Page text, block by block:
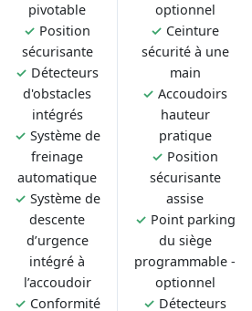
pivotable
✓ Position
sécurisante
✓ Détecteurs
d'obstacles
intégrés
✓ Système de
freinage
automatique
✓ Système de
descente
d’urgence
intégré à
l’accoudoir
✓ Conformité
optionnel
✓ Ceinture
sécurité à une
main
✓ Accoudoirs
hauteur
pratique
✓ Position
sécurisante
assise
✓ Point parking
du siège
programmable -
optionnel
✓ Détecteurs